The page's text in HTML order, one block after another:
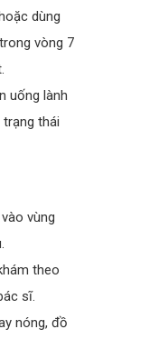
dùng
vòng 7
uống lành
thái
vùng
theo
sĩ.
nóng, đồ